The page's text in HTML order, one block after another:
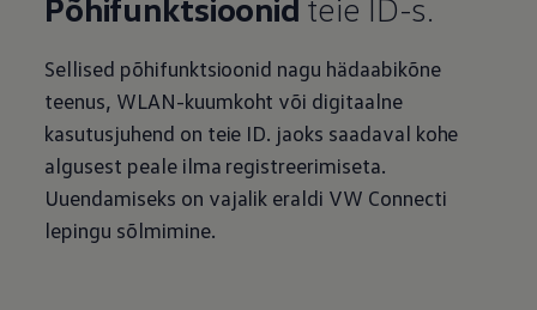
Sellised põhifunktsioonid nagu hädaabikõne
teenus, WLAN-kuumkoht või digitaalne
kasutusjuhend on teie ID. jaoks saadaval kohe
algusest peale ilma registreerimiseta.
Uuendamiseks on vajalik eraldi VW Connecti
lepingu sõlmimine.